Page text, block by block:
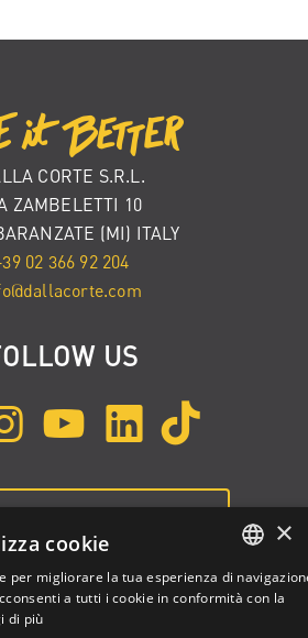
CORTE S.R.L.
ZAMBELETTI 10
(MI) ITALY
02 366 92 204
US
ENGLISH
×
cookie
per migliorare la tua esperienza di
a tutti i cookie in conformità con la
di più